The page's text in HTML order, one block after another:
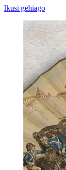
Ikusi gehiago